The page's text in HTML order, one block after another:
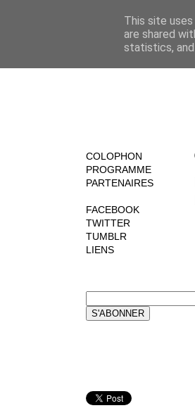
COLOPHON
PROGRAMME
PARTENAIRES
FACEBOOK
TWITTER
TUMBLR
LIENS
This site
are shared
statistics,